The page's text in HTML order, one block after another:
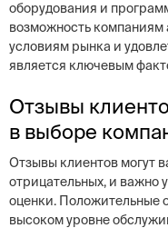
оборудования и
возможность
условиям рынка и
является ключевым
Отзывы
в выборе
Отзывы клиентов могут
отрицательных, и важно
оценки. Положительные
высоком уровне